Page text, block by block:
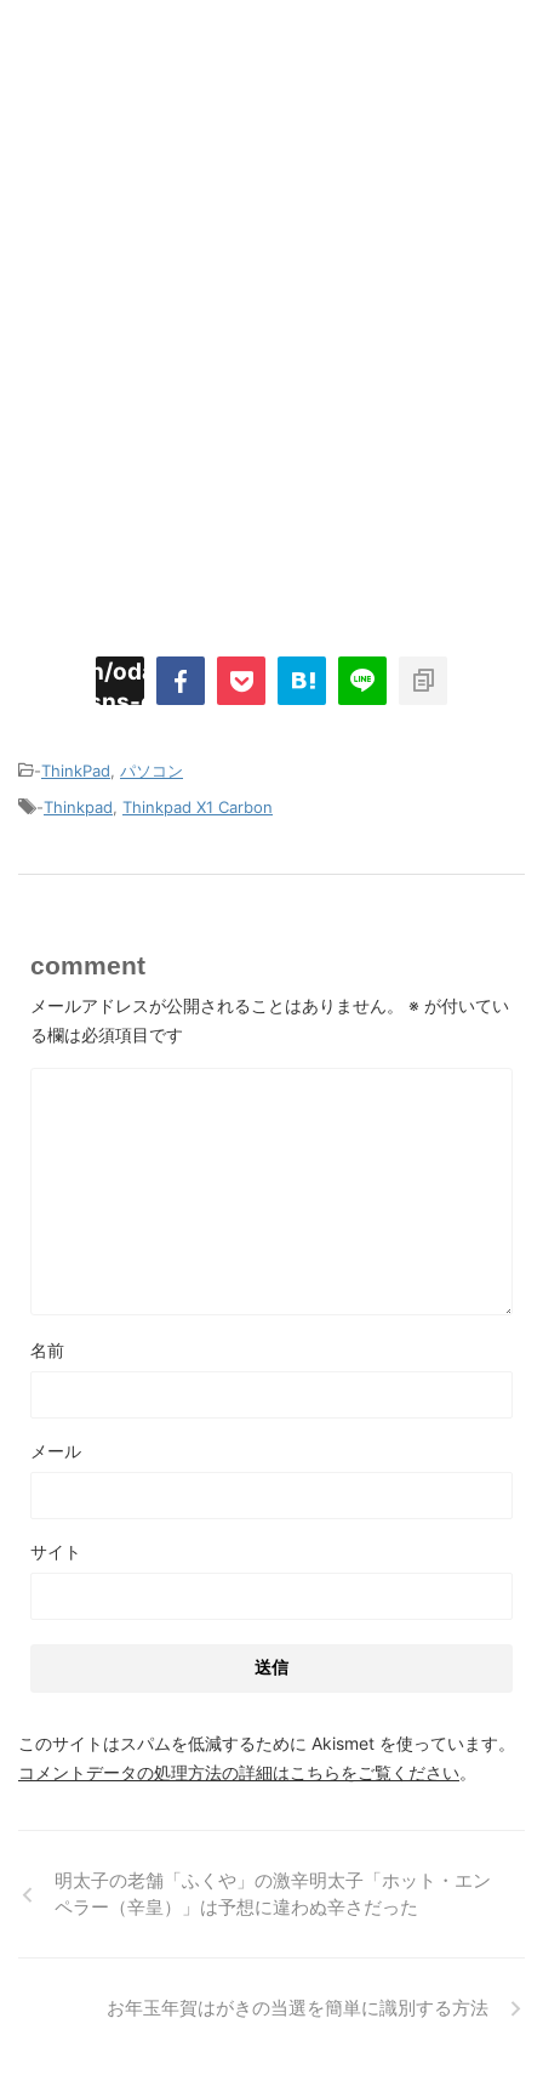
odaiji.com/public_html/blog/wp-
sns-count-cache/sns-count-
-ThinkPad パソコン
-Thinkpad Thinkpad X1 Carbon
comment
メールアドレスが公開されることはありません。 ※ が付いてい
る欄は必須項目です
名前
メール
サイト
このサイトはスパムを低減するために Akismet を使っています。
コメントデータの処理方法の詳細はこちらをご覧ください。
明太子の老舗「ふくや」の激辛明太子「ホット・エン
ペラー（辛皇）」は予想に違わぬ辛さだった
お年玉年賀はがきの当選を簡単に識別する方法